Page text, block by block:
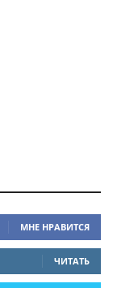
МНЕ НРАВИТСЯ
ЧИТАТЬ